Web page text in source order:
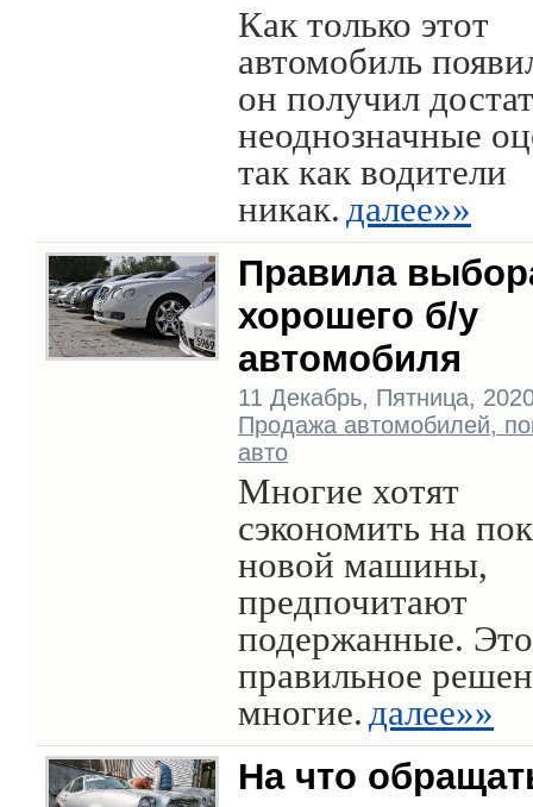
Как только этот
автомобиль
он получил
неоднозначные
так как водители
никак. далее»»
Правила
хорошего б/у
автомобиля
11 Декабрь, Пятница,
Продажа автомобилей,
авто
Многие хотят
сэкономить на
новой машины,
предпочитают
подержанные. Это
правильное
многие. далее»»
На что